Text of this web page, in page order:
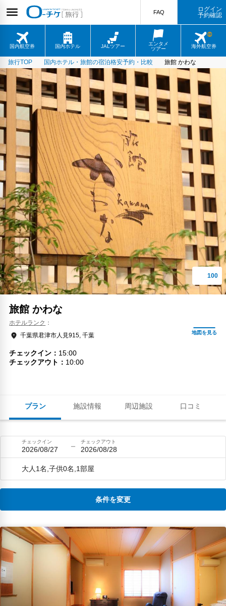
国内航空券 国内ホテル JALツアー
エンタメ
ツアー
海外航空券
FAQ
ログイン
予約確認
旅行TOP 国内ホテル・旅館の宿泊格安予約・比較 旅館 かわな
プラン 施設情報 周辺施設 口コミ
旅館 かわな
ホテルランク
千葉県君津市人見915, 千葉
チェックイン
15:00
チェックアウト
10:00
チェックイン
2026/08/27
チェックアウト
2026/08/28
大人1名,子供0名,1部屋
条件を変更